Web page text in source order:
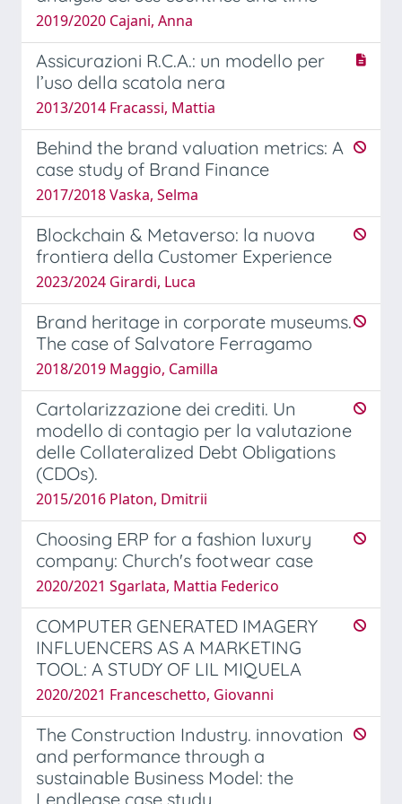
2019/2020 Cajani, Anna
Assicurazioni R.C.A.: un modello per
l’uso della scatola nera
2013/2014 Fracassi, Mattia
Behind the brand valuation metrics: A
case study of Brand Finance
2017/2018 Vaska, Selma
Blockchain & Metaverso: la nuova
frontiera della Customer Experience
2023/2024 Girardi, Luca
Brand heritage in corporate museums.
The case of Salvatore Ferragamo
2018/2019 Maggio, Camilla
Cartolarizzazione dei crediti. Un
modello di contagio per la valutazione
delle Collateralized Debt Obligations
(CDOs).
2015/2016 Platon, Dmitrii
Choosing ERP for a fashion luxury
company: Church's footwear case
2020/2021 Sgarlata, Mattia Federico
COMPUTER GENERATED IMAGERY
INFLUENCERS AS A MARKETING
TOOL: A STUDY OF LIL MIQUELA
2020/2021 Franceschetto, Giovanni
The Construction Industry. innovation
and performance through a
sustainable Business Model: the
Lendlease case study